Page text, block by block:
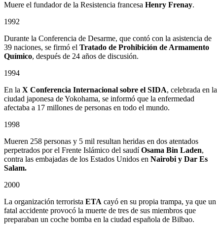
Muere el fundador de la Resistencia francesa Henry Frenay.
1992
Durante la Conferencia de Desarme, que contó con la asistencia de
39 naciones, se firmó el Tratado de Prohibición de Armamento
Químico, después de 24 años de discusión.
1994
En la X Conferencia Internacional sobre el SIDA, celebrada en la
ciudad japonesa de Yokohama, se informó que la enfermedad
afectaba a 17 millones de personas en todo el mundo.
1998
Mueren 258 personas y 5 mil resultan heridas en dos atentados
perpetrados por el Frente Islámico del saudíOsama Bin Laden,
contra las embajadas de los Estados Unidos en Nairobi y Dar Es
Salam.
2000
La organización terrorista ETA cayó en su propia trampa, ya que un
fatal accidente provocó la muerte de tres de sus miembros que
preparaban un coche bomba en la ciudad española de Bilbao.